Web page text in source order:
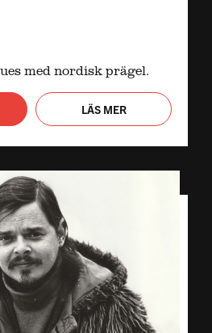
med nordisk prägel.
LÄS MER